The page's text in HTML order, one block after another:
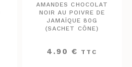
AMANDES CHOCOLAT
NOIR AU POIVRE DE
JAMAÏQUE 80G
(SACHET CÔNE)
4.90 € TTC